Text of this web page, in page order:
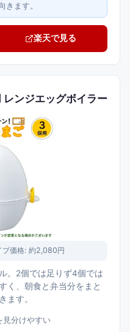
きます。
楽天で見る
ンジエッグボイラー
プ価格: 約2,080円
。2個では足りず4個では
く、朝食と弁当分をまと
ます。
見分けやすい